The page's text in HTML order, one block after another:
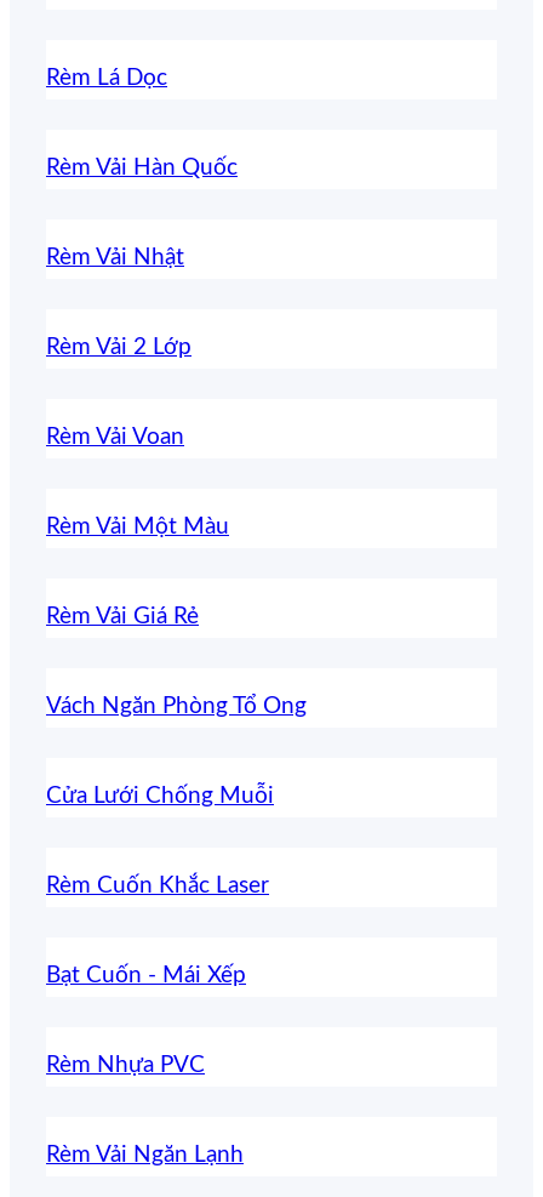
Rèm Lá Dọc
Rèm Vải Hàn Quốc
Rèm Vải Nhật
Rèm Vải 2 Lớp
Rèm Vải Voan
Rèm Vải Một Màu
Rèm Vải Giá Rẻ
Vách Ngăn Phòng Tổ Ong
Cửa Lưới Chống Muỗi
Rèm Cuốn Khắc Laser
Bạt Cuốn - Mái Xếp
Rèm Nhựa PVC
Rèm Vải Ngăn Lạnh